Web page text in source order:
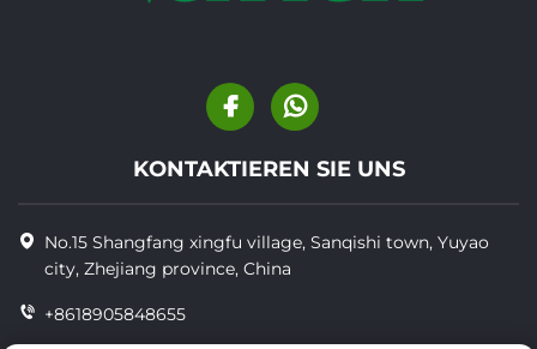
KONTAKTIEREN SIE UNS
No.15 Shangfang xingfu village, Sanqishi town, Yuyao
city, Zhejiang province, China
+8618905848655